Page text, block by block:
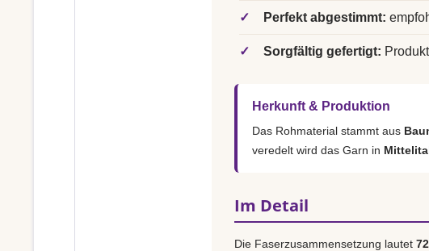
✓ Perfekt abgestimmt:
✓ Sorgfältig gefertigt:
Herkunft & Produktion
Das Rohmaterial stammt aus
veredelt wird das Garn in
Im Detail
Die Faserzusammensetzung lautet